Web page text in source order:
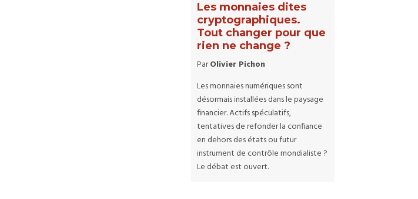
Les monnaies dites
cryptographiques.
Tout changer pour que
rien ne change ?
ParOlivier Pichon
Les monnaies numériques sont
désormais installées dans le paysage
financier. Actifs spéculatifs,
tentatives de refonder la confiance
en dehors des états ou futur
instrument de contrôle mondialiste ?
Le débat est ouvert.